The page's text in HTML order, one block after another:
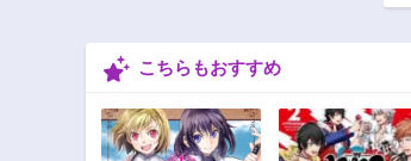
こちらもおすすめ